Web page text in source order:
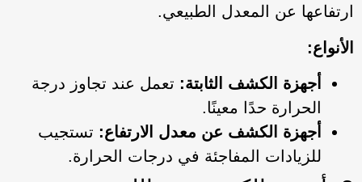
ارتفاعها عن المعدل الطبيعي.
الأنواع:
أجهزة الكشف الثابتة: تعمل عند تجاوز درجة
الحرارة حدًا معينًا.
أجهزة الكشف عن معدل الارتفاع: تستجيب
للزيادات المفاجئة في درجات الحرارة.